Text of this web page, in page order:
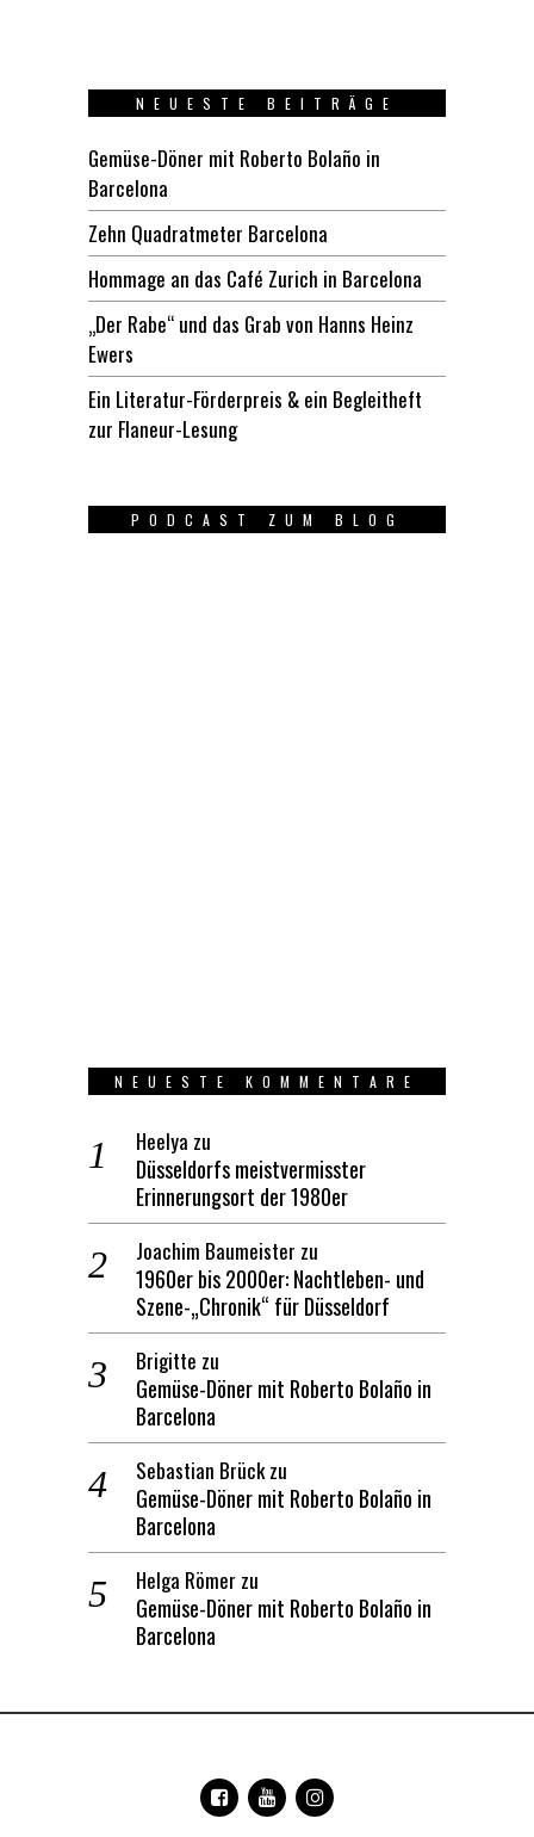
NEUESTE BEITRÄGE
Gemüse-Döner mit Roberto Bolaño in
Barcelona
Zehn Quadratmeter Barcelona
Hommage an das Café Zurich in Barcelona
„Der Rabe“ und das Grab von Hanns Heinz
Ewers
Ein Literatur-Förderpreis & ein Begleitheft
zur Flaneur-Lesung
PODCAST ZUM BLOG
NEUESTE KOMMENTARE
Heelya zu
Düsseldorfs meistvermisster
Erinnerungsort der 1980er
Joachim Baumeister zu
1960er bis 2000er: Nachtleben- und
Szene-„Chronik“ für Düsseldorf
Brigitte zu
Gemüse-Döner mit Roberto Bolaño in
Barcelona
Sebastian Brückzu
Gemüse-Döner mit Roberto Bolaño in
Barcelona
Helga Römer zu
Gemüse-Döner mit Roberto Bolaño in
Barcelona